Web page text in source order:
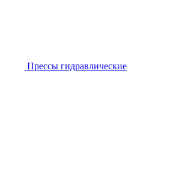
Прессы гидравлические